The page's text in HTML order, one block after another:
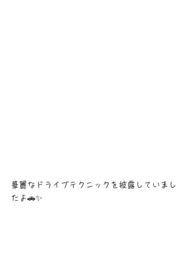
華麗なドライブテクニックを披露していまし
たよ🚗✨